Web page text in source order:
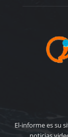
El-informe es su